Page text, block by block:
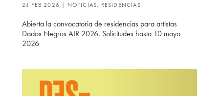
24 FEB 2026 | NOTICIAS, RESIDENCIAS
Abierta la convocatoria de residencias para artistas
Dados Negros AIR 2026. Solicitudes hasta 10 mayo
2026